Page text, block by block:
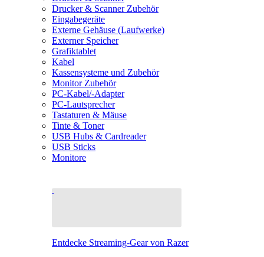
Drucker & Scanner Zubehör
Eingabegeräte
Externe Gehäuse (Laufwerke)
Externer Speicher
Grafiktablet
Kabel
Kassensysteme und Zubehör
Monitor Zubehör
PC-Kabel/-Adapter
PC-Lautsprecher
Tastaturen & Mäuse
Tinte & Toner
USB Hubs & Cardreader
USB Sticks
Monitore
Entdecke Streaming-Gear von Razer